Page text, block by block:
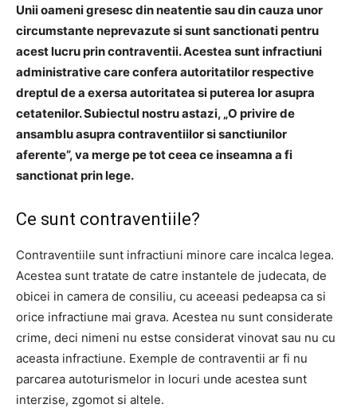
Unii oameni gresesc din neatentie sau din cauza unor
circumstante neprevazute si sunt sanctionati pentru
acest lucru prin contraventii. Acestea sunt infractiuni
administrative care confera autoritatilor respective
dreptul de a exersa autoritatea si puterea lor asupra
cetatenilor. Subiectul nostru astazi, „O privire de
ansamblu asupra contraventiilor si sanctiunilor
aferente”, va merge pe tot ceea ce inseamna a fi
sanctionat prin lege.
Ce sunt contraventiile?
Contraventiile sunt infractiuni minore care incalca legea.
Acestea sunt tratate de catre instantele de judecata, de
obicei in camera de consiliu, cu aceeasi pedeapsa ca si
orice infractiune mai grava. Acestea nu sunt considerate
crime, deci nimeni nu estse considerat vinovat sau nu cu
aceasta infractiune. Exemple de contraventii ar fi nu
parcarea autoturismelor in locuri unde acestea sunt
interzise, zgomot si altele.